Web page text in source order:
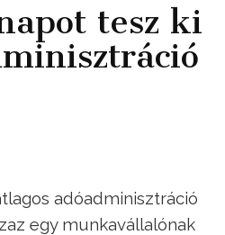
tesz ki
adóadminisztráció
egy munkavállalónak